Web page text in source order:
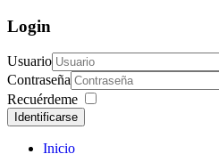
Login
Usuario
Contraseña
Recuérdeme
Identificarse
Inicio